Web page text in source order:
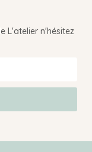
L'atelier n'hésitez